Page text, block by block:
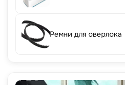
Ремни для оверлока